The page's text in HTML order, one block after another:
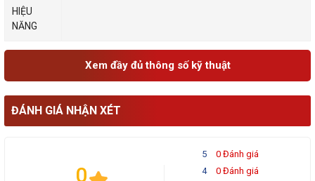
HIỆU
NĂNG
Xem đầy đủ thông số kỹ thuật
ĐÁNH GIÁ NHẬN XÉT
0
5
0 Đánh giá
4
0 Đánh giá